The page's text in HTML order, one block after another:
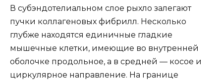
В субэндотелиальном слое рыхло залегают
пучки коллагеновых фибрилл. Несколько
глубже находятся единичные гладкие
мышечные клетки, имеющие во внутренней
оболочке продольное, а в средней — косое и
циркулярное направление. На границе